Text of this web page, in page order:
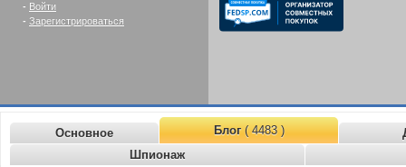
- Войти
- Зарегистрироваться
Основное Блог( 4483 )
Шпионаж